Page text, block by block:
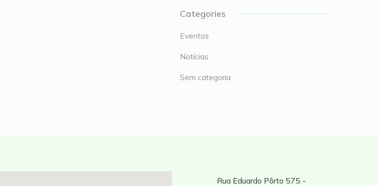
Categories
Eventos
Notícias
Sem categoria
Rua Eduardo Pôrto 575 -